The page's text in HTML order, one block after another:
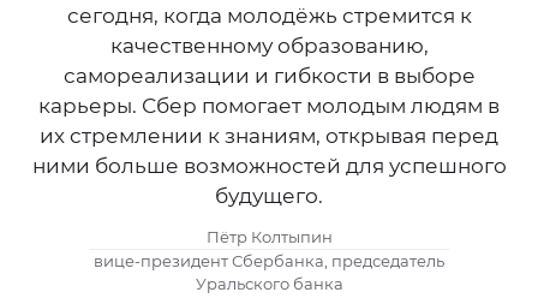
сегодня, когда молодёжь стремится к
качественному образованию,
самореализации и гибкости в выборе
карьеры. Сбер помогает молодым людям в
их стремлении к знаниям, открывая перед
ними больше возможностей для успешного
будущего.
Пётр Колтыпин
вице-президент Сбербанка, председатель
Уральского банка